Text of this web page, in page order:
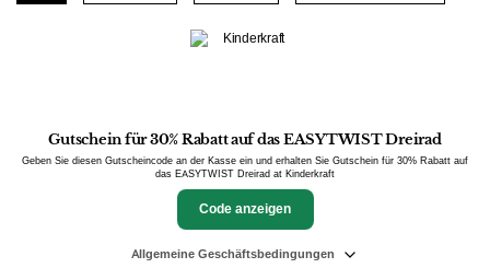
Gutschein für 30% Rabatt auf das EASYTWIST Dreirad
Geben Sie diesen Gutscheincode an der Kasse ein und erhalten Sie Gutschein für 30% Rabatt auf
das EASYTWIST Dreirad at Kinderkraft
Code anzeigen
Allgemeine Geschäftsbedingungen